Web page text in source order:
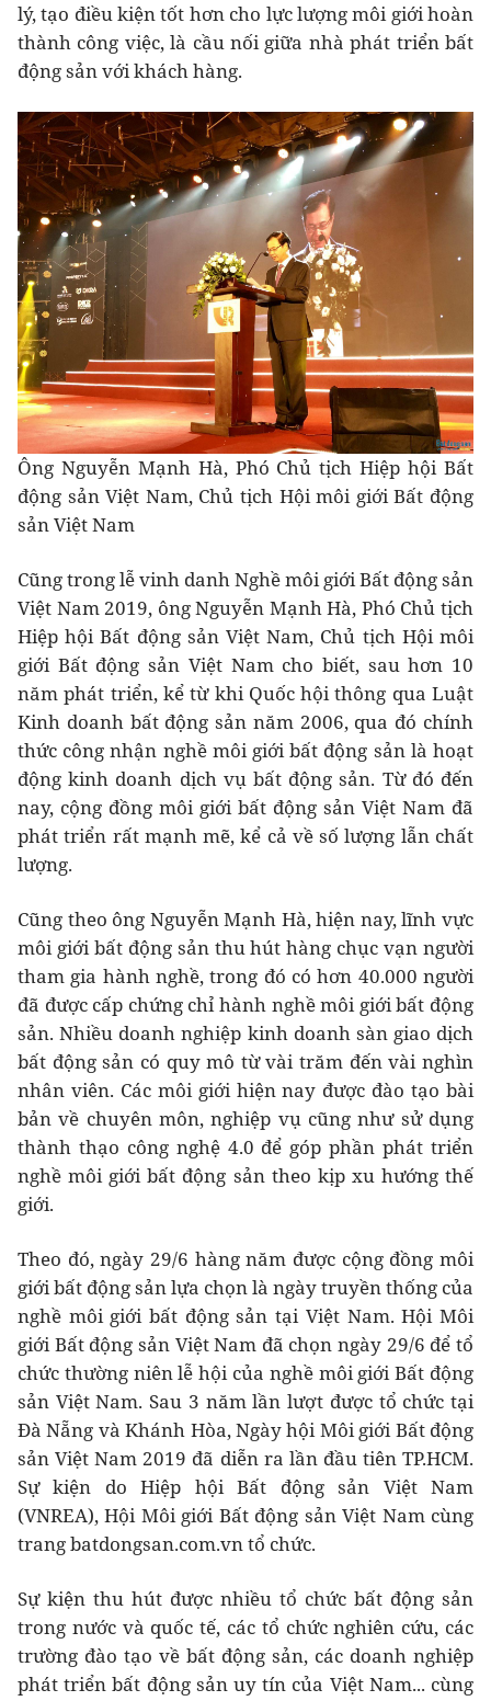
lý, tạo điều kiện tốt hơn cho lực lượng môi giới hoàn
thành công việc, là cầu nối giữa nhà phát triển bất
động sản với khách hàng.
Ông Nguyễn Mạnh Hà, Phó Chủ tịch Hiệp hội Bất
động sản Việt Nam, Chủ tịch Hội môi giới Bất động
sản Việt Nam
Cũng trong lễ vinh danh Nghề môi giới Bất động sản
Việt Nam 2019, ông Nguyễn Mạnh Hà, Phó Chủ tịch
Hiệp hội Bất động sản Việt Nam, Chủ tịch Hội môi
giới Bất động sản Việt Nam cho biết, sau hơn 10
năm phát triển, kể từ khi Quốc hội thông qua Luật
Kinh doanh bất động sản năm 2006, qua đó chính
thức công nhận nghề môi giới bất động sản là hoạt
động kinh doanh dịch vụ bất động sản. Từ đó đến
nay, cộng đồng môi giới bất động sản Việt Nam đã
phát triển rất mạnh mẽ, kể cả về số lượng lẫn chất
lượng.
Cũng theo ông Nguyễn Mạnh Hà, hiện nay, lĩnh vực
môi giới bất động sản thu hút hàng chục vạn người
tham gia hành nghề, trong đó có hơn 40.000 người
đã được cấp chứng chỉ hành nghề môi giới bất động
sản. Nhiều doanh nghiệp kinh doanh sàn giao dịch
bất động sản có quy mô từ vài trăm đến vài nghìn
nhân viên. Các môi giới hiện nay được đào tạo bài
bản về chuyên môn, nghiệp vụ cũng như sử dụng
thành thạo công nghệ 4.0 để góp phần phát triển
nghề môi giới bất động sản theo kịp xu hướng thế
giới.
Theo đó, ngày 29/6 hàng năm được cộng đồng môi
giới bất động sản lựa chọn là ngày truyền thống của
nghề môi giới bất động sản tại Việt Nam. Hội Môi
giới Bất động sản Việt Nam đã chọn ngày 29/6 để tổ
chức thường niên lễ hội của nghề môi giới Bất động
sản Việt Nam. Sau 3 năm lần lượt được tổ chức tại
Đà Nẵng và Khánh Hòa, Ngày hội Môi giới Bất động
sản Việt Nam 2019 đã diễn ra lần đầu tiên TP.HCM.
Sự kiện do Hiệp hội Bất động sản Việt Nam
(VNREA), Hội Môi giới Bất động sản Việt Nam cùng
trang batdongsan.com.vn tổ chức.
Sự kiện thu hút được nhiều tổ chức bất động sản
trong nước và quốc tế, các tổ chức nghiên cứu, các
trường đào tạo về bất động sản, các doanh nghiệp
phát triển bất động sản uy tín của Việt Nam... cùng